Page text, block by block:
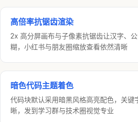
高倍率抗锯齿渲染
2x 高分屏画布与子像素抗锯齿让汉字、
糊，小红书与朋友圈缩放查看依然清晰
暗色代码主题着色
代码块默认采用暗黑风格高亮配色，关键
晰，发到学习群与技术圈视觉专业